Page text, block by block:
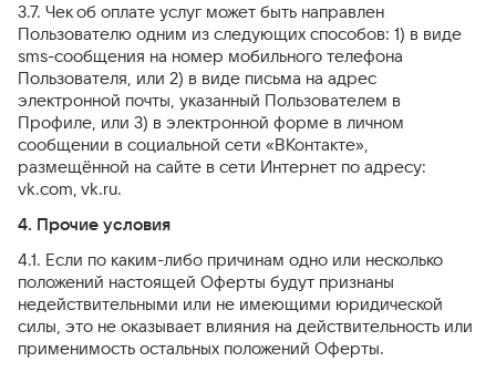
3.7. Чек об оплате услуг может быть направлен
Пользователю одним из следующих способов: 1) в виде
sms-сообщения на номер мобильного телефона
Пользователя, или 2) в виде письма на адрес
электронной почты, указанный Пользователем в
Профиле, или 3) в электронной форме в личном
сообщении в социальной сети «ВКонтакте»,
размещённой на сайте в сети Интернет по адресу:
vk.com, vk.ru.
4. Прочие условия
4.1. Если по каким-либо причинам одно или несколько
положений настоящей Оферты будут признаны
недействительными или не имеющими юридической
силы, это не оказывает влияния на действительность или
применимость остальных положений Оферты.